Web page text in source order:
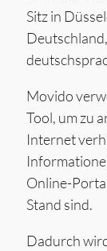
Sitz in
Movido
Tool, um zu
Internet
Online-
Stand sind.
Dadurch